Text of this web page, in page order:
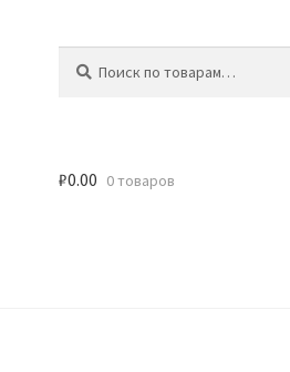
₽0.00 0 товаров